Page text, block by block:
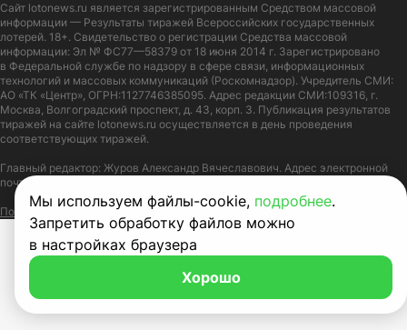
Мы используем файлы-cookie, подробнее.
Запретить обработку файлов можно
в настройках браузера
Хорошо
Сайт lotonews.ru является зарегистрированным Средством массовой
информации — Результаты тиражей Всероссийских государственных
лотерей. 18+. Свидетельство о регистрации Средства массовой
информации: Эл № ФС77—58379 от 18 июня 2014 г. Зарегистрировано
в Федеральной службе по надзору в сфере связи, информационных
технологий и массовых коммуникаций (Роскомнадзор). Учредитель СМИ:
АО «ТК «Центр», ОГРН:1127746385095. Адрес редакции СМИ:109316, г.
Москва, Волгоградский проспект, д. 43, корп. 3. Публикация результатов
тиражей на сайте lotonews.ru осуществляется в день проведения
соответствующих тиражей.
Главный редактор: Журов Александр Вячеславович. Адрес электронной
почты:
Политика в отношении обработки персональных данных Правила Cookie